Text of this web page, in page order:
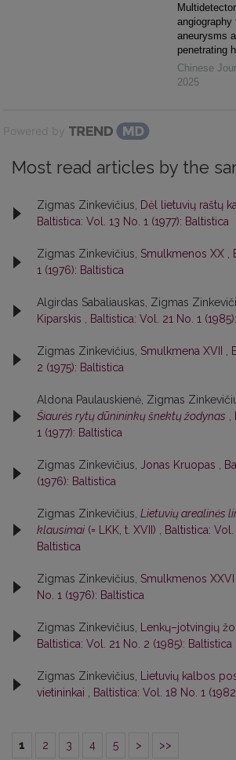
aneurysms
penetrating
Chinese
2025
Powered by
Most read articles by the
Zigmas Zinkevičius, Dėl lietuvių raštų
Baltistica: Vol. 13 No. 1 (1977): Baltistica
Zigmas Zinkevičius, Smulkmenos XX
1 (1976): Baltistica
Algirdas Sabaliauskas, Zigmas
Kiparskis
Baltistica: Vol. 21 No. 1
Zigmas Zinkevičius, Smulkmena XVII
2 (1975): Baltistica
Aldona Paulauskienė, Zigmas
Šiaurės rytų dūnininkų šnektų žodynas
1 (1977): Baltistica
Zigmas Zinkevičius, Jonas Kruopas
(1976): Baltistica
Zigmas Zinkevičius, Lietuvių arealinės
klausimai (= LKK, t. XVII)
Baltistica:
Baltistica
Zigmas Zinkevičius, Smulkmenos XXVI
No. 1 (1976): Baltistica
Zigmas Zinkevičius, Lenkų–jotvingių
Baltistica: Vol. 21 No. 2 (1985): Baltistica
Zigmas Zinkevičius,
Lietuvių kalbos
vietininkai
Baltistica: Vol. 18 No. 1
1 2 3 4 5 > >>